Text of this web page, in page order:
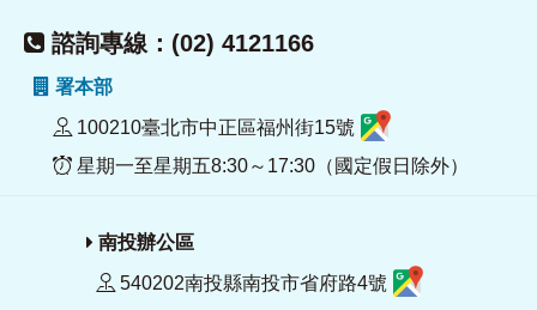
諮詢專線：(02) 4121166
署本部
100210臺北市中正區福州街15號
星期一至星期五8:30～17:30（國定假日除外）
南投辦公區
540202南投縣南投市省府路4號